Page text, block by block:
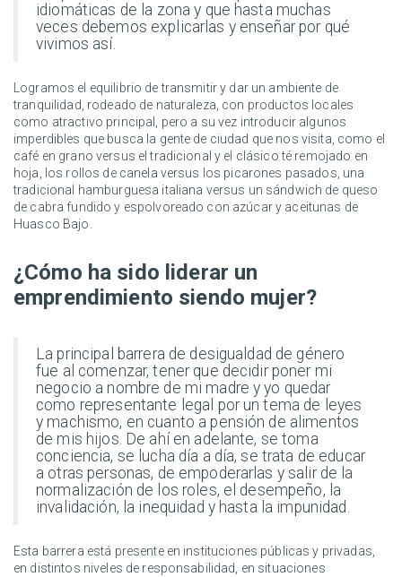
idiomáticas de la zona y que hasta muchas
veces debemos explicarlas y enseñar por qué
vivimos así.
Logramos el equilibrio de transmitir y dar un ambiente de
tranquilidad, rodeado de naturaleza, con productos locales
como atractivo principal, pero a su vez introducir algunos
imperdibles que busca la gente de ciudad que nos visita, como el
café en grano versus el tradicional y el clásico té remojado en
hoja, los rollos de canela versus los picarones pasados, una
tradicional hamburguesa italiana versus un sándwich de queso
de cabra fundido y espolvoreado con azúcar y aceitunas de
Huasco Bajo.
¿Cómo ha sido liderar un
emprendimiento siendo mujer?
La principal barrera de desigualdad de género
fue al comenzar, tener que decidir poner mi
negocio a nombre de mi madre y yo quedar
como representante legal por un tema de leyes
y machismo, en cuanto a pensión de alimentos
de mis hijos. De ahí en adelante, se toma
conciencia, se lucha día a día, se trata de educar
a otras personas, de empoderarlas y salir de la
normalización de los roles, el desempeño, la
invalidación, la inequidad y hasta la impunidad.
Esta barrera está presente en instituciones públicas y privadas,
en distintos niveles de responsabilidad, en situaciones